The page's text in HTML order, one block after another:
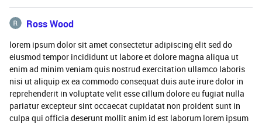
Ross Wood
lorem ipsum dolor sit amet consectetur adipiscing elit sed do
eiusmod tempor incididunt ut labore et dolore magna aliqua ut
enim ad minim veniam quis nostrud exercitation ullamco laboris
nisi ut aliquip ex ea commodo consequat duis aute irure dolor in
reprehenderit in voluptate velit esse cillum dolore eu fugiat nulla
pariatur excepteur sint occaecat cupidatat non proident sunt in
culpa qui officia deserunt mollit anim id est laborum lorem ipsum